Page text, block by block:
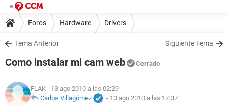
Foros Hardware Drivers
Tema Anterior Siguiente Tema
Como instalar mi cam web Cerrado
FLAK - 13 ago 2010 a las 02:29
Carlos Villagómez
- 13 ago 2010 a las 17:37